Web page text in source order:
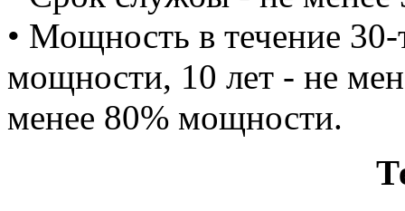
• Мощность в течение
мощности, 10 лет - не
менее 80% мощности.